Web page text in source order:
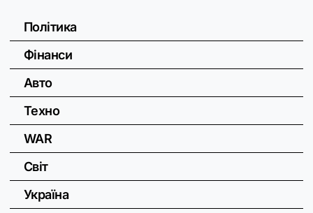
Політика
Фінанси
Авто
Техно
WAR
Світ
Україна